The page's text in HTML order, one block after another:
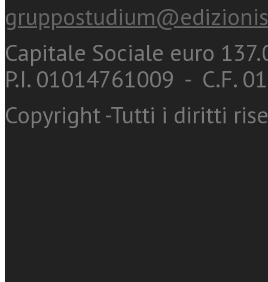
Capitale Sociale euro
P.I. 01014761009 - C.F.
Copyright -Tutti i diritti